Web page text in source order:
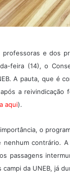
e dos
feira (14), o
A pauta, que é
a
aqui).
o
nenhum contrário.
passagens
campi da UNEB, já